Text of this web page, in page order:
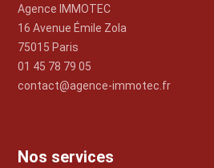
Agence IMMOTEC
16 Avenue Émile Zola
75015 Paris
01 45 78 79 05
contact@agence-immotec.fr
Nos services